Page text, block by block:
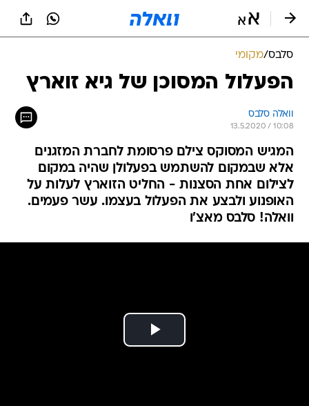
סלבס/מקומי
הפעלול המסוכן של גיא זוארץ
וואלה סלבס
13.5.2020 / 10:08
המגיש המסוקס צילם פרסומת לחברת המזגנים
אלא שבמקום להשתמש בפעלולן שהיה במקום
לצילום אחת הסצנות - החליט הזוארץ לעלות על
האופנוע ולבצע את הפעלול בעצמו. עשר פעמים.
וואלה! סלבס מאצ'ו